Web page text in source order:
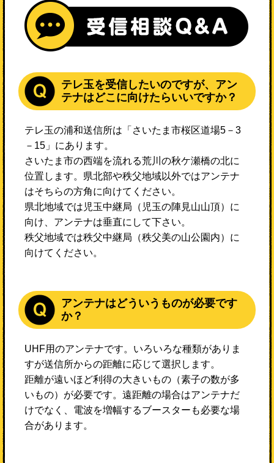
テレ玉を受信したいのですが、アン
テナはどこに向けたらいいですか？
テレ玉の浦和送信所は「さいたま市桜区道場5－3
－15」にあります。
さいたま市の西端を流れる荒川の秋ケ瀬橋の北に
位置します。県北部や秩父地域以外ではアンテナ
はそちらの方角に向けてください。
県北地域では児玉中継局（児玉の陣見山山頂）に
向け、アンテナは垂直にして下さい。
秩父地域では秩父中継局（秩父美の山公園内）に
向けてください。
アンテナはどういうものが必要です
か？
UHF用のアンテナです。いろいろな種類がありま
すが送信所からの距離に応じて選択します。
距離が遠いほど利得の大きいもの（素子の数が多
いもの）が必要です。遠距離の場合はアンテナだ
けでなく、電波を増幅するブースターも必要な場
合があります。